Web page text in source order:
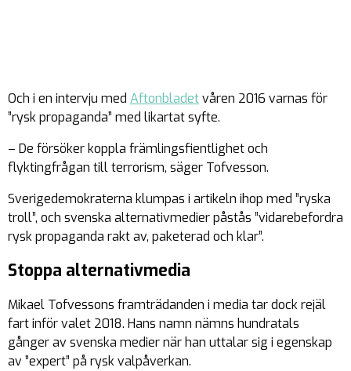
Och i en intervju med Aftonbladetvåren 2016 varnas för
”rysk propaganda” med likartat syfte.
– De försöker koppla främlingsfientlighet och
flyktingfrågan till terrorism, säger Tofvesson.
Sverigedemokraterna klumpas i artikeln ihop med ”ryska
troll”, och svenska alternativmedier påstås ”vidarebefordra
rysk propaganda rakt av, paketerad och klar”.
Stoppa alternativmedia
Mikael Tofvessons framträdanden i media tar dock rejäl
fart inför valet 2018. Hans namn nämns hundratals
gånger av svenska medier när han uttalar sig i egenskap
av ”expert” på rysk valpåverkan.